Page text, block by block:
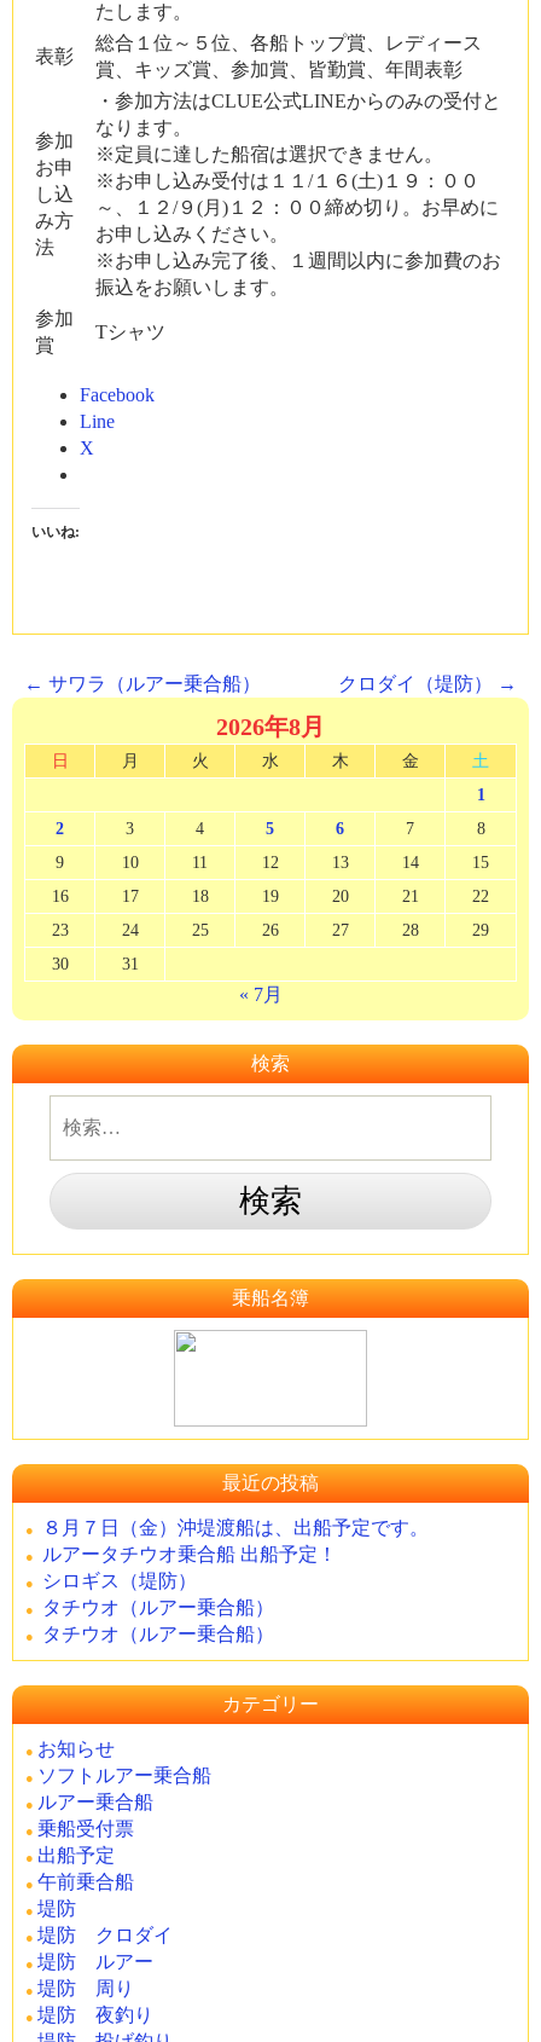
たします。
表彰
総合１位～５位、各船トップ賞、レディース
賞、キッズ賞、参加賞、皆勤賞、年間表彰
参加
お申
し込
み方
法
・参加方法はCLUE公式LINEからのみの受付と
なります。
※定員に達した船宿は選択できません。
※お申し込み受付は１１/１６(土)１９：００
～、１２/９(月)１２：００締め切り。お早めに
お申し込みください。
※お申し込み完了後、１週間以内に参加費のお
振込をお願いします。
参加
賞
Tシャツ
Facebook
Line
X
いいね:
Post
navigation
← サワラ（ルアー乗合船） クロダイ（堤防） →
2026年8月
日 月 火 水 木 金
土
1
2
3 4 5 6 7
8
9
10 11 12 13 14
15
16
17 18 19 20 21
22
23
24 25 26 27 28
29
30
31
« 7月
検索
乗船名簿
最近の投稿
８月７日（金）沖堤渡船は、出船予定です。
ルアータチウオ乗合船 出船予定！
シロギス（堤防）
タチウオ（ルアー乗合船）
タチウオ（ルアー乗合船）
カテゴリー
お知らせ
ソフトルアー乗合船
ルアー乗合船
乗船受付票
出船予定
午前乗合船
堤防
堤防 クロダイ
堤防 ルアー
堤防 周り
堤防 夜釣り